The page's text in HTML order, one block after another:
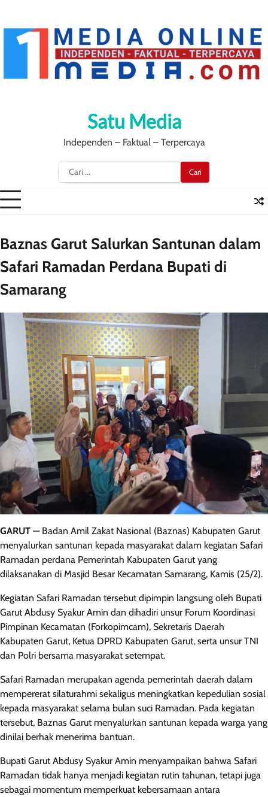
content
Satu Media
Independen – Faktual – Terpercaya
Cari
untuk:
Baznas Garut Salurkan Santunan dalam
Safari Ramadan Perdana Bupati di
Samarang
GARUT — Badan Amil Zakat Nasional (Baznas) Kabupaten Garut
menyalurkan santunan kepada masyarakat dalam kegiatan Safari
Ramadan perdana Pemerintah Kabupaten Garut yang
dilaksanakan di Masjid Besar Kecamatan Samarang, Kamis (25/2).
Kegiatan Safari Ramadan tersebut dipimpin langsung oleh Bupati
Garut Abdusy Syakur Amin dan dihadiri unsur Forum Koordinasi
Pimpinan Kecamatan (Forkopimcam), Sekretaris Daerah
Kabupaten Garut, Ketua DPRD Kabupaten Garut, serta unsur TNI
dan Polri bersama masyarakat setempat.
Safari Ramadan merupakan agenda pemerintah daerah dalam
mempererat silaturahmi sekaligus meningkatkan kepedulian sosial
kepada masyarakat selama bulan suci Ramadan. Pada kegiatan
tersebut, Baznas Garut menyalurkan santunan kepada warga yang
dinilai berhak menerima bantuan.
Bupati Garut Abdusy Syakur Amin menyampaikan bahwa Safari
Ramadan tidak hanya menjadi kegiatan rutin tahunan, tetapi juga
sebagai momentum memperkuat kebersamaan antara